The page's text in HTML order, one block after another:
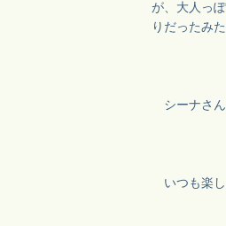
が、大人っ
りだったみ
シーナさん
いつも楽し